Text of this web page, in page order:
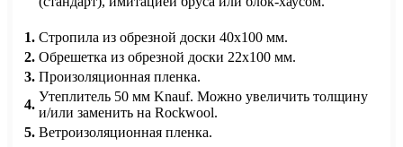
1. Стропила из обрезной доски 40х100 мм.
2. Обрешетка из обрезной доски 22х100 мм.
3. Произоляционная пленка.
4.
Утеплитель 50 мм Knauf. Можно увеличить толщину
и/или заменить на Rockwool.
5. Ветроизоляционная пленка.